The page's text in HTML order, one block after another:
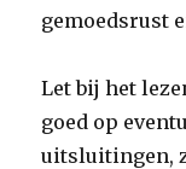
gemoedsrust
Let bij het
goed op
uitsluitingen,